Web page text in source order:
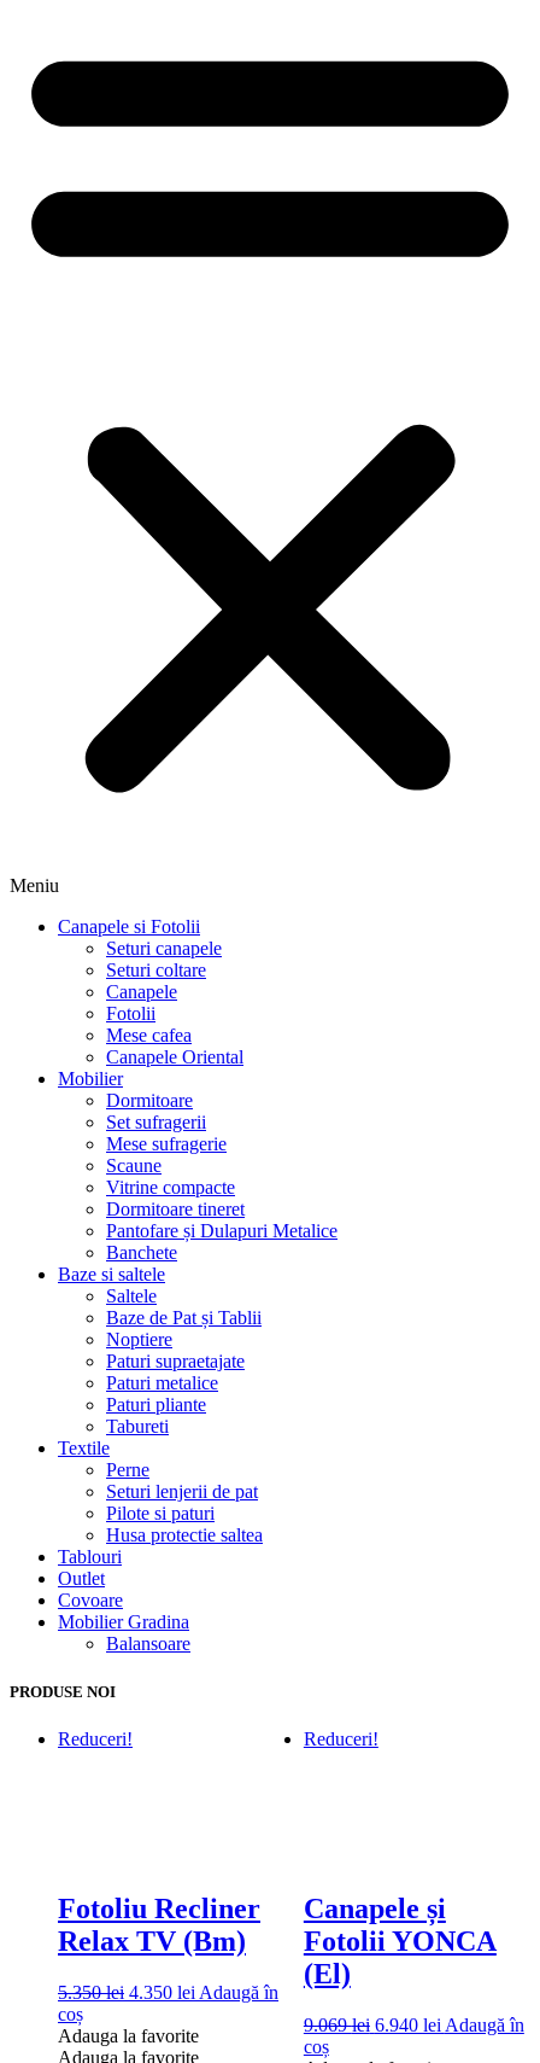
Meniu
Canapele si Fotolii
Seturi canapele
Seturi coltare
Canapele
Fotolii
Mese cafea
Canapele Oriental
Mobilier
Dormitoare
Set sufragerii
Mese sufragerie
Scaune
Vitrine compacte
Dormitoare tineret
Pantofare și Dulapuri Metalice
Banchete
Baze si saltele
Saltele
Baze de Pat și Tablii
Noptiere
Paturi supraetajate
Paturi metalice
Paturi pliante
Tabureti
Textile
Perne
Seturi lenjerii de pat
Pilote si paturi
Husa protectie saltea
Tablouri
Outlet
Covoare
Mobilier Gradina
Balansoare
PRODUSE NOI
Reduceri!
Fotoliu Recliner
Relax TV (Bm)
5.350lei Prețul
a
fost:
4.350 lei Prețul
este:
4.350 lei.
Adaugă în
coș
Adauga la favorite
Adauga la favorite
Reduceri!
Canapele și
Fotolii YONCA
(El)
9.069lei Prețul
6.940 leiPrețul
Adaugă în
coș